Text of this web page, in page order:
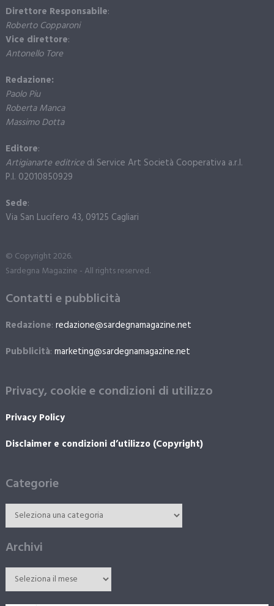
Direttore Responsabile:
Roberto Copparoni
Vice direttore:
Antonello Tore
Redazione:
Paolo Piu
Roberta Manca
Massimo Dotta
Editore:
Artigianarte editricedi Service Art Società Cooperativa a.r.l.
P.I. 02010850929
Sede:
Via San Lucifero 43, 09125 Cagliari
© Copyright 2026.
Sardegna Magazine - All rights reserved.
Contatti e pubblicità
Redazione: redazione@sardegnamagazine.net
Pubblicità: marketing@sardegnamagazine.net
Privacy, cookie e condizioni di utilizzo
Privacy Policy
Disclaimer e condizioni d’utilizzo (Copyright)
Categorie
Archivi